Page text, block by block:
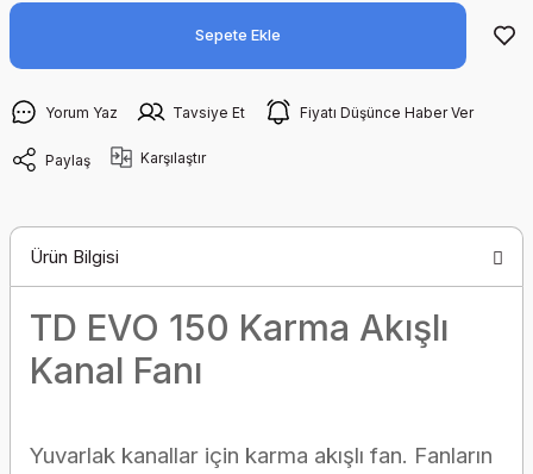
Sepete Ekle
Yorum Yaz Tavsiye Et Fiyatı Düşünce Haber Ver
Paylaş Karşılaştır
Ürün Bilgisi
TD EVO 150 Karma Akışlı
Kanal Fanı
Yuvarlak kanallar için karma akışlı fan. Fanların